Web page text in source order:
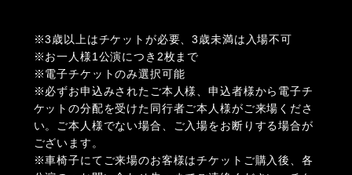
※3歳以上はチケットが必要、3歳未満は入場不可
※お一人様1公演につき2枚まで
※電子チケットのみ選択可能
※必ずお申込みされたご本人様、申込者様から電子チ
ケットの分配を受けた同行者ご本人様がご来場くださ
い。ご本人様でない場合、ご入場をお断りする場合が
ございます。
※車椅子にてご来場のお客様はチケットご購入後、各